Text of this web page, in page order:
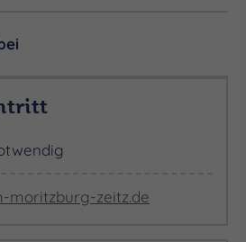
/ Gruppen bis 20 Pers.
zum Eintritt)
moritzburg-zeitz.de